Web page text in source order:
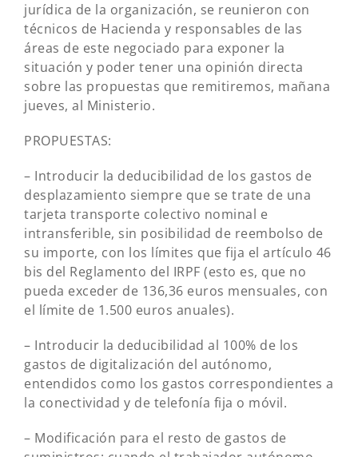
jurídica de la organización, se reunieron con
técnicos de Hacienda y responsables de las
áreas de este negociado para exponer la
situación y poder tener una opinión directa
sobre las propuestas que remitiremos, mañana
jueves, al Ministerio.
PROPUESTAS:
– Introducir la deducibilidad de los gastos de
desplazamiento siempre que se trate de una
tarjeta transporte colectivo nominal e
intransferible, sin posibilidad de reembolso de
su importe, con los límites que fija el artículo 46
bis del Reglamento del IRPF (esto es, que no
pueda exceder de 136,36 euros mensuales, con
el límite de 1.500 euros anuales).
– Introducir la deducibilidad al 100% de los
gastos de digitalización del autónomo,
entendidos como los gastos correspondientes a
la conectividad y de telefonía fija o móvil.
– Modificación para el resto de gastos de